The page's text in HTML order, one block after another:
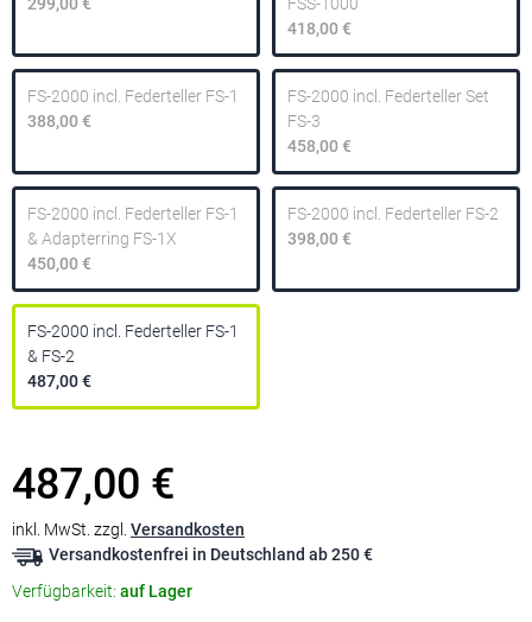
FS-2000 incl. Federteller FS-1
388,00 €
FS-2000 incl. Federteller FS-1
& FS-2
487,00 €
FS-2000 incl. Federteller FS-1
& Adapterring FS-1X
450,00 €
FS-2000 incl. Federteller FS-2
398,00 €
418,00 €
FS-2000 incl. Federteller Set
FS-3
458,00 €
487,00 €
inkl. MwSt. zzgl. Versandkosten
Versandkostenfrei in Deutschland ab 250 €
Verfügbarkeit: auf Lager